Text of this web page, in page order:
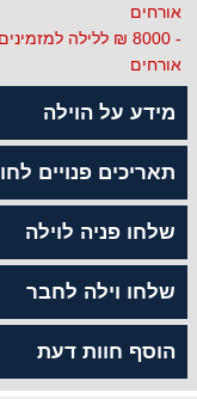
אורחים
אורחים
מידע על הוילה
תאריכים פנויים
שלחו פניה לוילה
שלחו וילה לחבר
הוסף חוות דעת